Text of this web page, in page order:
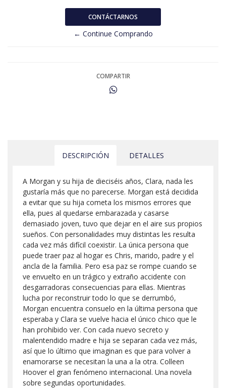
CONTÁCTARNOS
← Continue Comprando
COMPARTIR
DESCRIPCIÓN DETALLES
A Morgan y su hija de dieciséis años, Clara, nada les
gustaría más que no parecerse. Morgan está decidida
a evitar que su hija cometa los mismos errores que
ella, pues al quedarse embarazada y casarse
demasiado joven, tuvo que dejar en el aire sus propios
sueños. Con personalidades muy distintas les resulta
cada vez más difícil coexistir. La única persona que
puede traer paz al hogar es Chris, marido, padre y el
ancla de la familia. Pero esa paz se rompe cuando se
ve envuelto en un trágico y extraño accidente con
desgarradoras consecuencias para ellas. Mientras
lucha por reconstruir todo lo que se derrumbó,
Morgan encuentra consuelo en la última persona que
esperaba y Clara se vuelve hacia el único chico que le
han prohibido ver. Con cada nuevo secreto y
malentendido madre e hija se separan cada vez más,
así que lo último que imaginan es que para volver a
enamorarse se necesitan la una a la otra. Colleen
Hoover el gran fenómeno internacional. Una novela
sobre segundas oportunidades.